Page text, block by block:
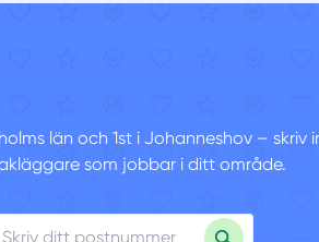
län och 1st i Johanneshov – skriv
som jobbar i ditt område.